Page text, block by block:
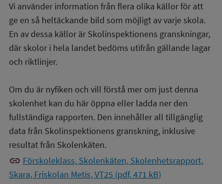
Vi använder information från flera olika källor för att
ge en så heltäckande bild som möjligt av varje skola.
En av dessa källor är Skolinspektionens granskningar,
där skolor i hela landet bedöms utifrån gällande lagar
och riktlinjer.
Om du är nyfiken och vill förstå mer om just denna
skolenhet kan du här öppna eller ladda ner den
fullständiga rapporten. Den innehåller all tillgänglig
data från Skolinspektionens granskning, inklusive
resultat från Skolenkäten.
link Förskoleklass, Skolenkäten, Skolenhetsrapport,
Skara, Friskolan Metis, VT25 (pdf, 471 kB)